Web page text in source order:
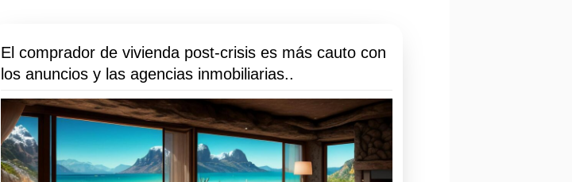
El comprador de vivienda post-crisis es más cauto con
los anuncios y las agencias inmobiliarias..